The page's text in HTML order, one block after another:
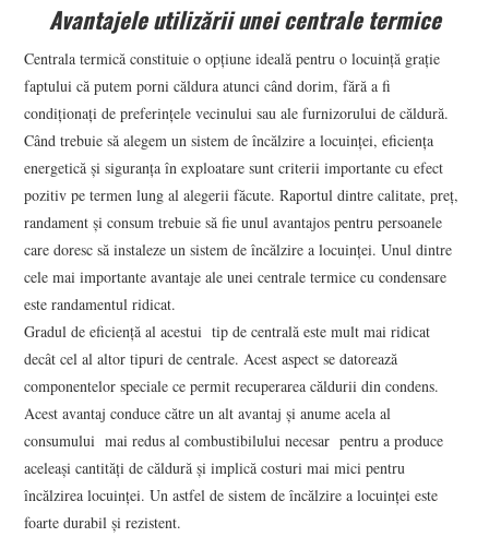
Avantajele utilizării unei centrale termice
Centrala termică constituie o opțiune ideală pentru o locuință grație
faptului că putem porni căldura atunci când dorim, fără a fi
condiționați de preferințele vecinului sau ale furnizorului de căldură.
Când trebuie să alegem un sistem de încălzire a locuinței, eficiența
energetică și siguranța în exploatare sunt criterii importante cu efect
pozitiv pe termen lung al alegerii făcute. Raportul dintre calitate, preț,
randament și consum trebuie să fie unul avantajos pentru persoanele
care doresc să instaleze un sistem de încălzire a locuinței. Unul dintre
cele mai importante avantaje ale unei centrale termice cu condensare
este randamentul ridicat.
Gradul de eficiență al acestui tip de centrală este mult mai ridicat
decât cel al altor tipuri de centrale. Acest aspect se datorează
componentelor speciale ce permit recuperarea căldurii din condens.
Acest avantaj conduce către un alt avantaj și anume acela al
consumului mai redus al combustibilului necesar pentru a produce
aceleași cantități de căldură și implică costuri mai mici pentru
încălzirea locuinței. Un astfel de sistem de încălzire a locuinței este
foarte durabil și rezistent.